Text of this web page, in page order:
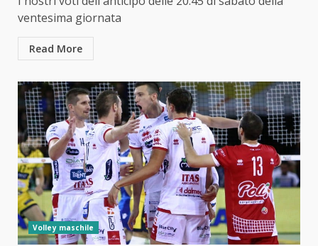
ventesima giornata
Read More
Volley maschile